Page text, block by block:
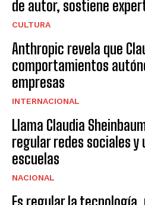
de autor, sostiene
CULTURA
Anthropic revela que
comportamientos
empresas
INTERNACIONAL
Llama Claudia
regular redes sociales y
escuelas
NACIONAL